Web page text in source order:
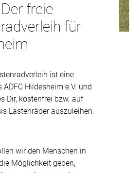
freie
für
ist eine
ADFC Hildesheim e.V. und
Dir, kostenfrei bzw. auf
Lastenräder auszuleihen.
wir den Menschen in
Möglichkeit geben,